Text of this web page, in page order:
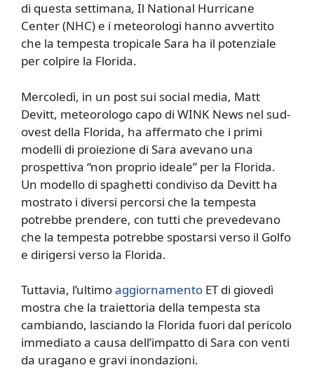
di questa settimana, Il National Hurricane
Center (NHC) e i meteorologi hanno avvertito
che la tempesta tropicale Sara ha il potenziale
per colpire la Florida.
Mercoledì, in un post sui social media, Matt
Devitt, meteorologo capo di WINK News nel sud-
ovest della Florida, ha affermato che i primi
modelli di proiezione di Sara avevano una
prospettiva “non proprio ideale” per la Florida.
Un modello di spaghetti condiviso da Devitt ha
mostrato i diversi percorsi che la tempesta
potrebbe prendere, con tutti che prevedevano
che la tempesta potrebbe spostarsi verso il Golfo
e dirigersi verso la Florida.
Tuttavia, l’ultimoaggiornamento ET di giovedì
mostra che la traiettoria della tempesta sta
cambiando, lasciando la Florida fuori dal pericolo
immediato a causa dell’impatto di Sara con venti
da uragano e gravi inondazioni.